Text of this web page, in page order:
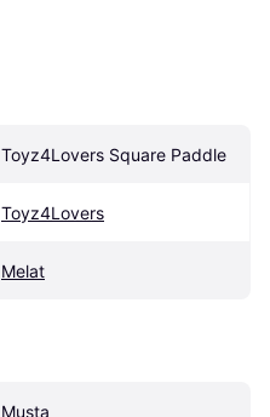
Toyz4Lovers Square Paddle
Toyz4Lovers
Melat
Musta